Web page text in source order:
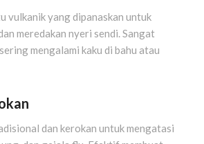
vulkanik yang dipanaskan untuk
meredakan nyeri sendi. Sangat
mengalami kaku di bahu atau
dan kerokan untuk mengatasi